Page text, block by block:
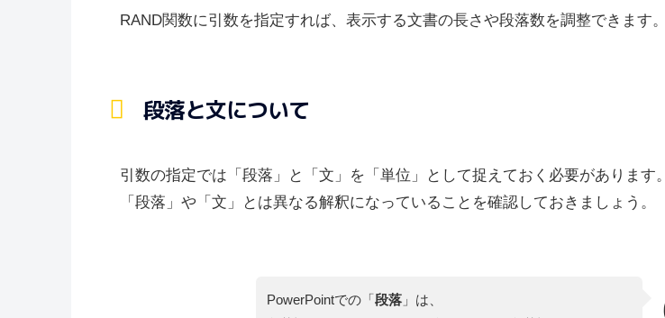
RAND関数に引数を指定すれば、表示する文書の長さや段落数を調整できます。
段落と文について
引数の指定では「段落」と「文」を「単位」として捉えておく必要があります
「段落」や「文」とは異なる解釈になっていることを確認しておきましょう。
PowerPointでの「段落 」は、